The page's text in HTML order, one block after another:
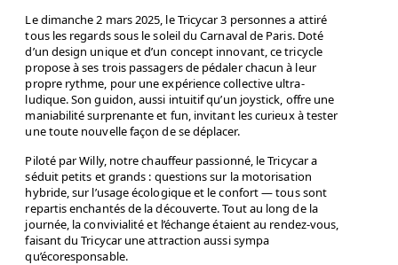
Le dimanche 2 mars 2025, le Tricycar 3 personnes a attiré
tous les regards sous le soleil du Carnaval de Paris. Doté
d’un design unique et d’un concept innovant, ce tricycle
propose à ses trois passagers de pédaler chacun à leur
propre rythme, pour une expérience collective ultra-
ludique. Son guidon, aussi intuitif qu’un joystick, offre une
maniabilité surprenante et fun, invitant les curieux à tester
une toute nouvelle façon de se déplacer.
Piloté par Willy, notre chauffeur passionné, le Tricycar a
séduit petits et grands : questions sur la motorisation
hybride, sur l’usage écologique et le confort — tous sont
repartis enchantés de la découverte. Tout au long de la
journée, la convivialité et l’échange étaient au rendez-vous,
faisant du Tricycar une attraction aussi sympa
qu’écoresponsable.